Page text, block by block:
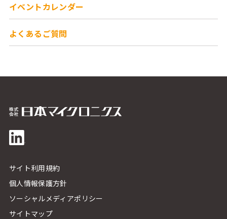
イベントカレンダー
よくあるご質問
サイト利用規約
個人情報保護方針
ソーシャルメディアポリシー
サイトマップ